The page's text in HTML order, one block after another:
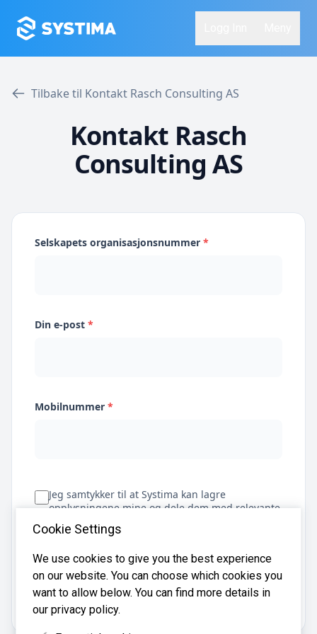
Tilbake til Kontakt Rasch Consulting AS
Kontakt Rasch
Consulting AS
Selskapets organisasjonsnummer *
Din e-post *
Mobilnummer *
Jeg samtykker til at Systima kan lagre
opplysningene mine og dele dem med relevante
regnskapsbyråer for å hjelpe meg å finne
regnskapsfører
Få tilbud
Cookie Settings
We use cookies to give you the best experience
on our website. You can choose which cookies you
want to allow below. You can find more details in
our privacy policy.